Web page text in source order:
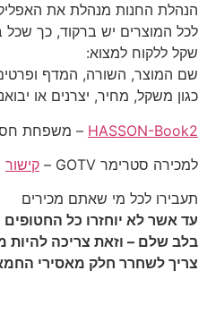
הנהלת החנות מנהלת את
לכל המוצרים יש ברקוד, כך שכל
שקל ללקוח למצוא:
שם המוצר, השורה, המדף
כגון משקל, מחיר, יצרנים או
HASSON-Book2 – משפחת
למכירה סטרימר GOTV –
קישור
תעבירו לכל מי שאתם מכירים
עד אשר לא יוחזרו כל
בלב שלם – וזאת צריכה להיות
צריך לשחרר חלק מאסירי